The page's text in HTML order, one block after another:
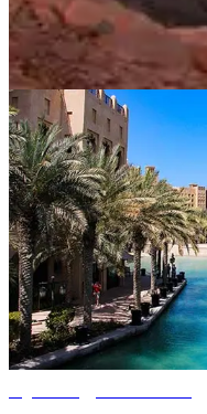
Путеводитель
украшенный изысканным
орнаментом и витражами